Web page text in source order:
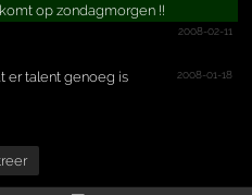
op zondagmorgen !!
2008-02-11
2008-01-18
er talent genoeg is